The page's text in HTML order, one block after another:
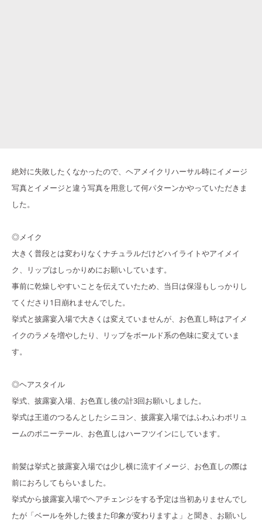
絶対に失敗したくなかったので、ヘアメイクリハーサル時にイメージ
写真とイメージと違う写真を用意して何パターンかやっていただきま
した。
◎メイク
大きく普段とは変わりなくナチュラルだけどハイライトやアイメイ
ク、リップはしっかりめにお願いしています。
事前に乾燥しやすいことを伝えていたため、当日は保湿もしっかりし
てくださり1日崩れませんでした。
挙式と披露宴入場で大きくは変えていませんが、お色直し時はアイメ
イクのラメを増やしたり、リップをボールド系の色味に変えていま
す。
◎ヘアスタイル
挙式、披露宴入場、お色直し後の計3回お願いしました。
挙式は王道のつるんとしたシニヨン、披露宴入場ではふわふわボリュ
ームのポニーテール、お色直しはハーフツインにしています。
前髪は挙式と披露宴入場では少し横に流すイメージ、お色直しの際は
前におろしてもらいました。
挙式から披露宴入場でヘアチェンジをする予定は当初ありませんでし
たが「ベールを外した後また印象が変わりますよ」と聞き、お願いし